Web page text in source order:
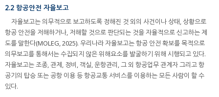
2.2 항공안전 자율보고
자율보고는 의무적으로 보고하도록 정해진 것 외의 사건이나 상태, 상황으로
항공 안전을 저해하거나, 저해할 것으로 판단되는 것을 자율적으로 신고하는 제
도를 말한다(MOLEG, 2025). 우리나라 자율보고는 항공 안전 확보를 목적으로
의무보고를 통해서는 수집되지 않은 위해요소를 발굴하기 위해 시행되고 있다.
자율보고는 조종, 관제, 정비, 객실, 운항관리, 그 외 항공업무 관계자 그리고 항
공기의 탑승 또는 공항 이용 등 항공교통 서비스를 이용하는 모든 사람이 할 수
있다.